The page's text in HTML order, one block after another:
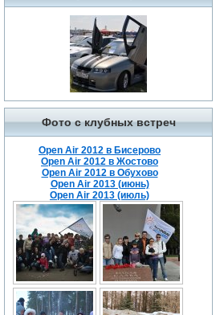
Фото с клубных встреч
Open Air 2012 в Бисерово
Open Air 2012 в Жостово
Open Air 2012 в Обухово
Open Air 2013 (июнь)
Open Air 2013 (июль)